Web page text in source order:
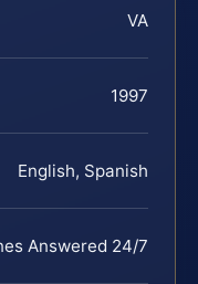
VA
1997
English, Spanish
Answered 24/7